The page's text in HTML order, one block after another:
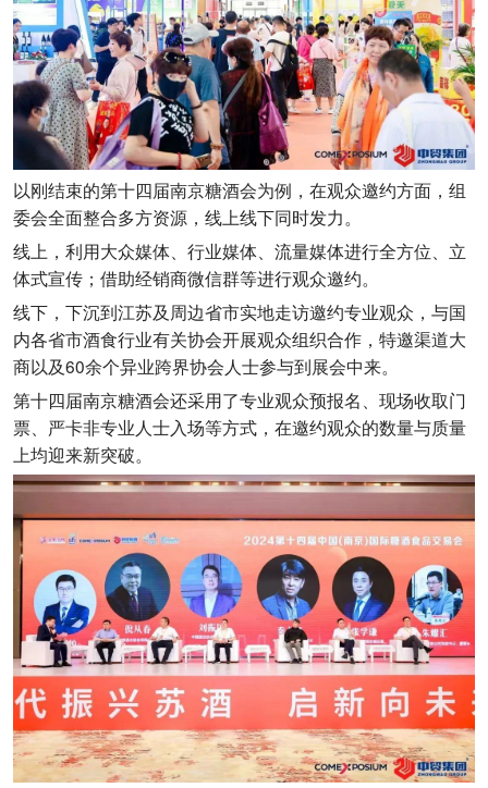
以刚结束的第十四届南京糖酒会为例，在观众邀约方面，组
委会全面整合多方资源，线上线下同时发力。
线上，利用大众媒体、行业媒体、流量媒体进行全方位、立
体式宣传；借助经销商微信群等进行观众邀约。
线下，下沉到江苏及周边省市实地走访邀约专业观众，与国
内各省市酒食行业有关协会开展观众组织合作，特邀渠道大
商以及60余个异业跨界协会人士参与到展会中来。
第十四届南京糖酒会还采用了专业观众预报名、现场收取门
票、严卡非专业人士入场等方式，在邀约观众的数量与质量
上均迎来新突破。